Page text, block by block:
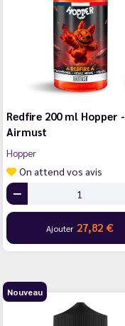
Redfire 200 ml Hopper -
Airmust
Hopper
On attend vos avis
Ajouter 27,82 €
Nouveau